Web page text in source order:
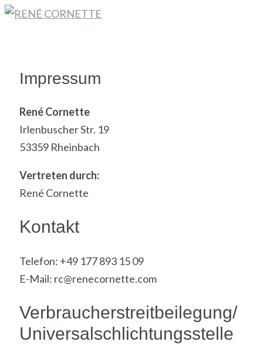
Skip
Impressum
René Cornette
Irlenbuscher Str. 19
53359 Rheinbach
Vertreten durch:
René Cornette
Kontakt
Telefon: +49 177 893 15 09
E-Mail: rc@renecornette.com
Verbraucherstreitbeilegung/
Universalschlichtungsstelle